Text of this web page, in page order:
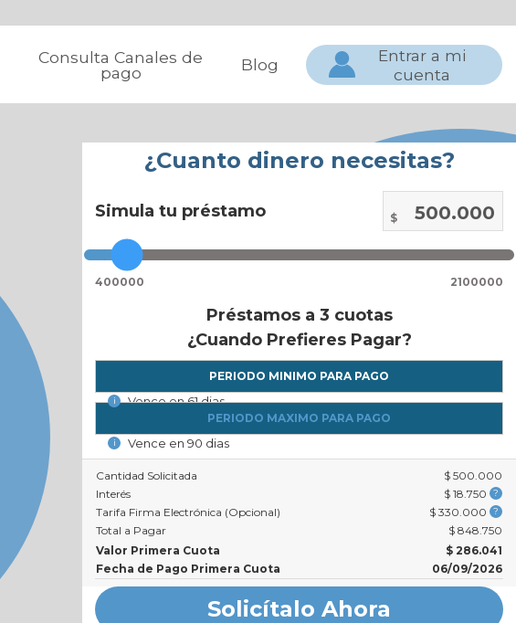
Consulta Canales de
pago
Blog
Entrar a mi
cuenta
¿Cuanto dinero necesitas?
Simula tu préstamo $ 500.000
400000 2100000
Préstamos a 3 cuotas
¿Cuando Prefieres Pagar?
PERIODO MINIMO PARA PAGO
i Vence en 61 dias
PERIODO MAXIMO PARA PAGO
i Vence en 90 dias
Cantidad Solicitada
$ 500.000
Interés
$ 18.750 ?
Tarifa Firma Electrónica (Opcional) $ 330.000 ?
Total a Pagar
$ 848.750
Valor Primera Cuota
$ 286.041
Fecha de Pago Primera Cuota
06/09/2026
Solicítalo Ahora